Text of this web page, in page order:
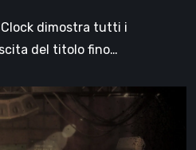
Clock dimostra tutti i
del titolo fino…